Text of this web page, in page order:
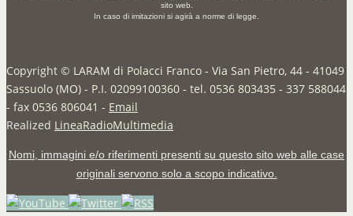
sito web.
In caso di imitazioni si agirà a norme di legge.
Copyright © LARAM di Polacci Franco - Via San Pietro, 44 - 41049
Sassuolo (MO) - P.I. 02099100360 - tel. 0536 803435 - 337 588044
- fax 0536 806041 - Email
Realized LineaRadioMultimedia
Nomi, immagini e/o riferimenti presenti su questo sito web alle case
originali servono solo a scopo indicativo.